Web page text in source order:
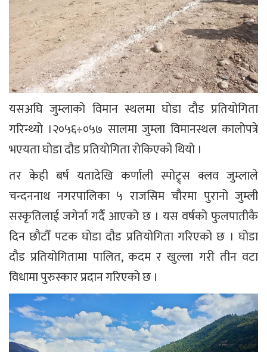
यसअघि जुम्लाको विमान स्थलमा घोडा दौड प्रतियोगिता
गरिन्थ्यो ।२०५६÷०५७ सालमा जुम्ला विमानस्थल कालोपत्रे
भएयता घोडा दौड प्रतियोगिता रोकिएको थियो ।
तर केही बर्ष यतादेखि कर्णाली स्पोट्र्स क्लव जुम्लाले
चन्दननाथ नगरपालिका ५ राजसिम चौरमा पुरानो जुम्ली
सस्कृतिलाई जगेर्ना गर्दै आएको छ । यस वर्षको फुलपातीकै
दिन छौटौँ पटक घोडा दौड प्रतियोगिता गरिएको छ । घोडा
दौड प्रतियोगितामा पालित, कदम र खुल्ला गरी तीन वटा
विधामा पुरुस्कार प्रदान गरिएको छ ।